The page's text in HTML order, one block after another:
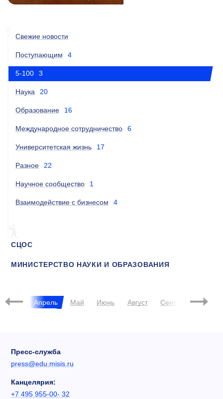
Свежие новости
Поступающим 4
5-100 3
Наука 20
Образование 16
Международное сотрудничество 6
Университетская жизнь 17
Разное 22
Научное сообщество 1
Взаимодействие с бизнесом 4
СЦОС
МИНИСТЕРСТВО НАУКИ И ОБРАЗОВАНИЯ
Март Апрель Май Июнь Август Сентябрь
Пресс-служба
press@edu.misis.ru
Канцелярия:
+7 495 955-00- 32